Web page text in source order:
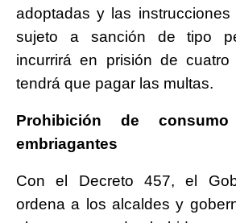
adoptadas y las
sujeto a sanción de tipo
incurrirá en prisión de
tendrá que pagar las multas.
Prohibición de
embriagantes
Con el Decreto 457, el
ordena a los alcaldes y